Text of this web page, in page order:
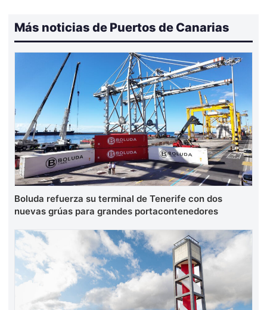
Más noticias de Puertos de Canarias
Boluda refuerza su terminal de Tenerife con dos
nuevas grúas para grandes portacontenedores